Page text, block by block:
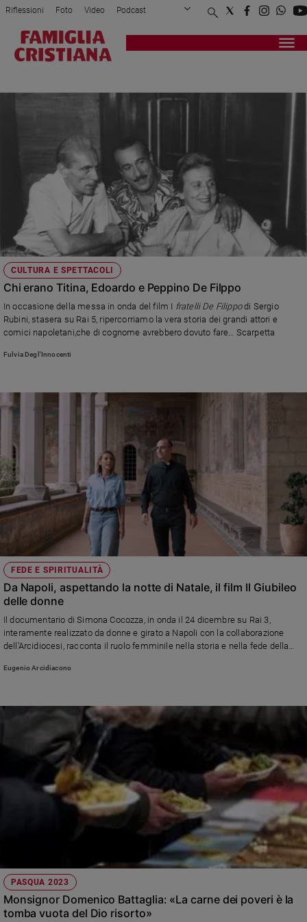
Attualità
giustizia
Sport
Interviste
Papa
Papa
Chiesa
Chiesa
Santi
fede
Parola
del
giorno
Santo
Società
e
valori
Ambiente
e
Creato
Volontariato
Aziende
settimana
Cultura
e
spettacoli
Riflessioni Foto Video Podcast
Privacy Policy Chi siamo
Registrati Redazione
CULTURA E SPETTACOLI
Chi erano Titina, Edoardo e Peppino De Filppo
In occasione della messa in onda del film I fratelli De Filippodi Sergio
Rubini ,stasera su Rai 5, ripercorriamo la vera storia dei grandi attori e
comici napoletani,che di cognome avrebbero dovuto fare… Scarpetta
Fulvia Degl'Innocenti
FEDE E SPIRITUALITÀ
Da Napoli, aspettando la notte di Natale, il film Il Giubileo
delle donne
Il documentario di Simona Cocozza, in onda il 24 dicembre su Rai 3,
interamente realizzato da donne e girato a Napoli con la collaborazione
dell’Arcidiocesi, racconta il ruolo femminile nella storia e nella fede della
Eugenio Arcidiacono
PASQUA 2023
Monsignor Domenico Battaglia: «La carne dei poveri è la
tomba vuota del Dio risorto»